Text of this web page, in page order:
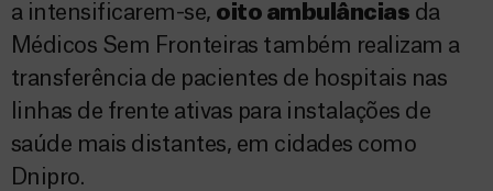
a intensificarem-se, oito ambulâncias da
Médicos Sem Fronteiras também realizam a
transferência de pacientes de hospitais nas
linhas de frente ativas para instalações de
saúde mais distantes, em cidades como
Dnipro.